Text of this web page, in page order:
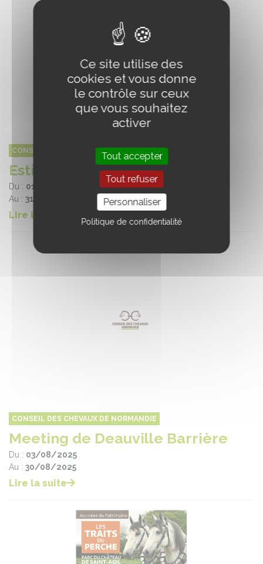
CONSEIL DES CHEVAUX DE NORMANDIE
Estivales de Cabourg
Du : 01/07/2025
Au : 31/08/2025
Lire la suite
CONSEIL DES CHEVAUX DE NORMANDIE
Meeting de Deauville Barrière
Du : 03/08/2025
Au : 30/08/2025
Lire la suite
Ce site utilise des
cookies et vous donne
le contrôle sur ceux
que vous souhaitez
activer
Tout accepter
Tout refuser
Personnaliser
Politique de confidentialité